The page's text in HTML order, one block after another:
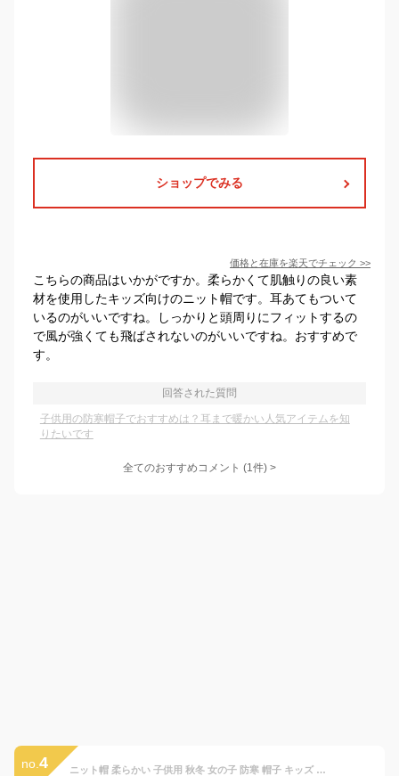
ショップでみる
価格と在庫を楽天でチェック >>
こちらの商品はいかがですか。柔らかくて肌触りの良い素
材を使用したキッズ向けのニット帽です。耳あてもついて
いるのがいいですね。しっかりと頭周りにフィットするの
で風が強くても飛ばされないのがいいですね。おすすめで
す。
回答された質問
子供用の防寒帽子でおすすめは？耳まで暖かい人気アイテムを知
りたいです
全てのおすすめコメント (1件) >
no. 4 ニット帽 柔らかい 子供用 秋冬 女の子 防寒 帽子 キッズ ポンポン 男の子 暖かい 男女兼用 耳保護 無地 裏ボア 送料無料 可愛い 防風 保温 通園 通学 アウトドア 耳あて